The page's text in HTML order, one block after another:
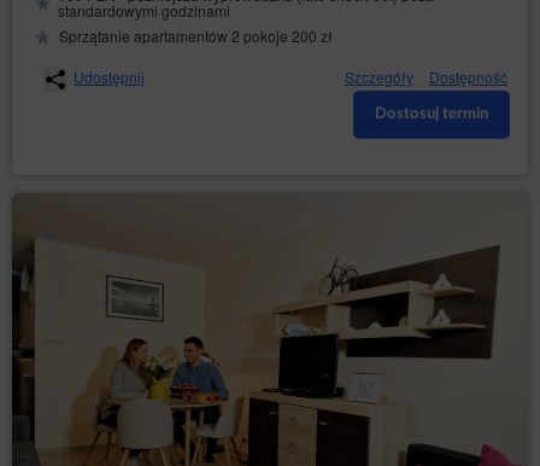
standardowymi godzinami
Sprzątanie apartamentów 2 pokoje 200 zł
Udostępnij
Szczegóły Dostępność
Dostosuj termin